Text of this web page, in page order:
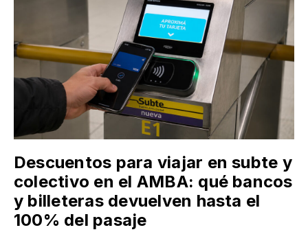
Descuentos para viajar en subte y
colectivo en el AMBA: qué bancos
y billeteras devuelven hasta el
100% del pasaje